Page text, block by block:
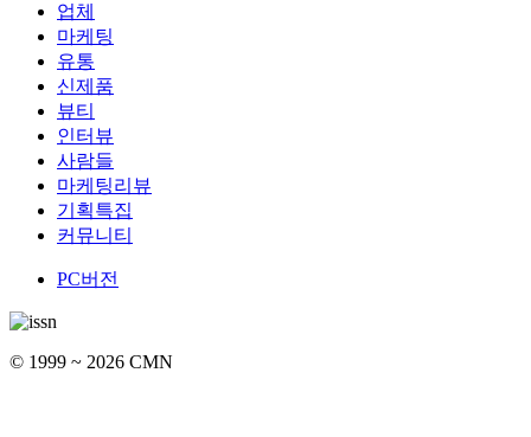
업체
마케팅
유통
신제품
뷰티
인터뷰
사람들
마케팅리뷰
기획특집
커뮤니티
PC버전
© 1999 ~ 2026 CMN